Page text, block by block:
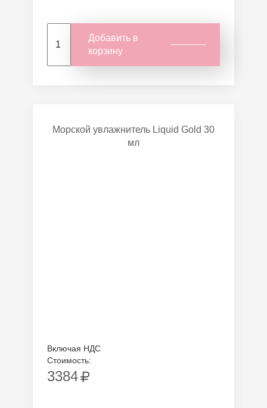
Добавить в
корзину
Морской увлажнитель Liquid Gold 30
мл
Включая НДС
Стоимость:
3384